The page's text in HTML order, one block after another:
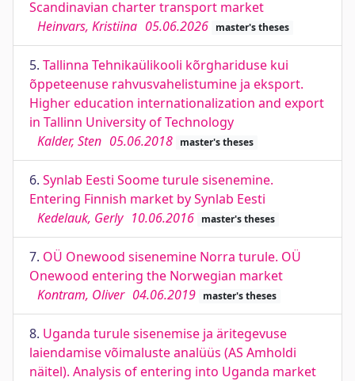
Scandinavian charter transport market
Heinvars, Kristiina 05.06.2026 master's theses
5. Tallinna Tehnikaülikooli kõrghariduse kui
õppeteenuse rahvusvahelistumine ja eksport.
Higher education internationalization and export
in Tallinn University of Technology
Kalder, Sten 05.06.2018 master's theses
6. Synlab Eesti Soome turule sisenemine.
Entering Finnish market by Synlab Eesti
Kedelauk, Gerly 10.06.2016 master's theses
7. OÜ Onewood sisenemine Norra turule. OÜ
Onewood entering the Norwegian market
Kontram, Oliver 04.06.2019 master's theses
8. Uganda turule sisenemise ja äritegevuse
laiendamise võimaluste analüüs (AS Amholdi
näitel). Analysis of entering into Uganda market